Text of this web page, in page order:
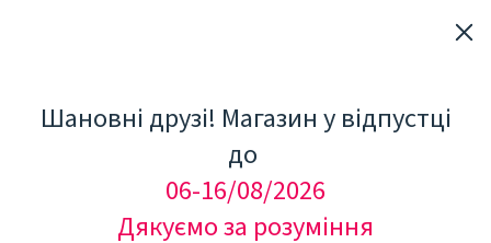
Шановні друзі! Магазин у відпустці
до
06-16/08/2026
Дякуємо за розуміння